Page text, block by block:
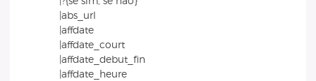
|abs_url
|affdate
|affdate_court
|affdate_debut_fin
|affdate_heure